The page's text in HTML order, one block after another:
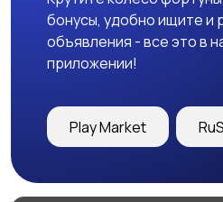
бонусы, удобно ищите и
объявления - все это в
приложении!
Play Market